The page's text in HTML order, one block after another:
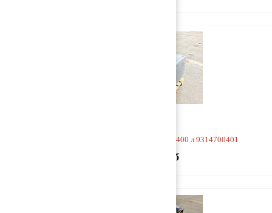
Бак топливный 1230*640*570 400 л 9314700401
11 000 руб